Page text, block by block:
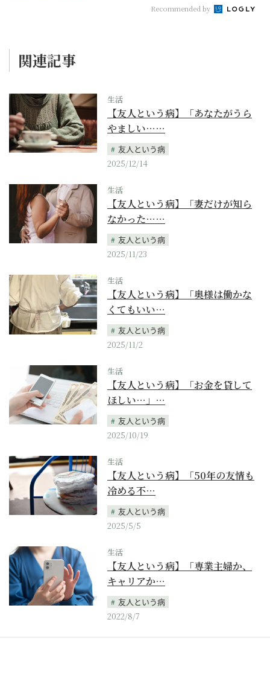
Recommended by
関連記事
生活
【友人という病】「あなたがうら
やましい……
友人という病
2025/12/14
生活
【友人という病】「妻だけが知ら
なかった……
友人という病
2025/11/23
生活
【友人という病】「奥様は働かな
くてもいい…
友人という病
2025/11/2
生活
【友人という病】「お金を貸して
ほしい…」…
友人という病
2025/10/19
生活
【友人という病】「50年の友情も
冷める不…
友人という病
2025/5/5
生活
【友人という病】「専業主婦か、
キャリアか…
友人という病
2022/8/7